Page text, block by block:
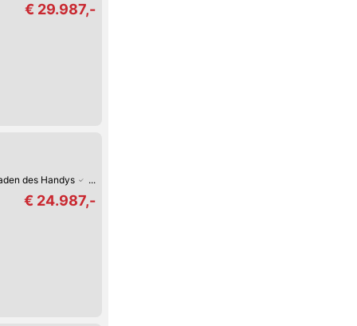
€ 29.987,-
des Handys Android Auto
€ 24.987,-